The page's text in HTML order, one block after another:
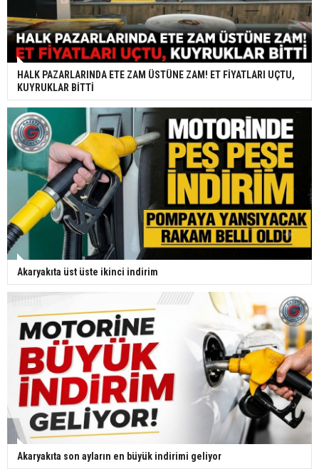
HALK PAZARLARINDA ETE ZAM ÜSTÜNE ZAM! ET FİYATLARI UÇTU,
KUYRUKLAR BİTTİ
Akaryakıta üst üste ikinci indirim
Akaryakıta son ayların en büyük indirimi geliyor